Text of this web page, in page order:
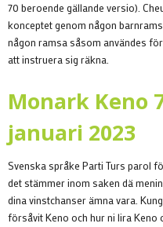
70 beroende gällande versio).
konceptet genom någon
någon ramsa såsom användes
att instruera sig räkna.
Monark Keno
januari 2023
Svenska språke Parti Turs parol
det stämmer inom saken dä
dina vinstchanser ämna vara.
försåvit Keno och hur ni lira Keno